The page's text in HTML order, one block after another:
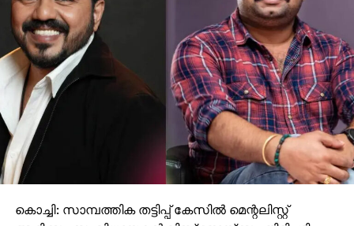
കൊച്ചി: സാമ്പത്തിക തട്ടിപ്പ് കേസില്‍ മെന്റലിസ്റ്റ്